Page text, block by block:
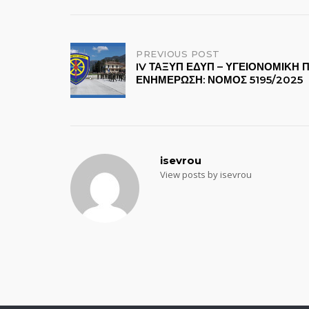
Post
navigation
PREVIOUS POST
IV ΤΑΞΥΠ ΕΔΥΠ – ΥΓΕΙΟΝΟΜΙΚΗ
ΕΝΗΜΕΡΩΣΗ: ΝΟΜΟΣ 5195/2025
isevrou
View posts by isevrou